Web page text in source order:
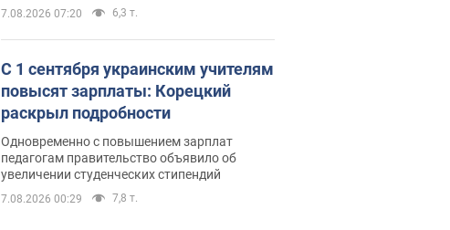
7.08.2026 07:20 6,3 т.
С 1 сентября украинским учителям
повысят зарплаты: Корецкий
раскрыл подробности
Одновременно с повышением зарплат
педагогам правительство объявило об
увеличении студенческих стипендий
7.08.2026 00:29 7,8 т.